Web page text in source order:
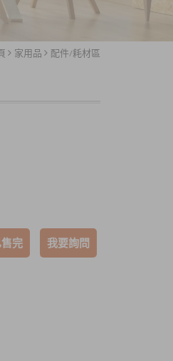
家用品 配件/耗材區
完 我要詢問